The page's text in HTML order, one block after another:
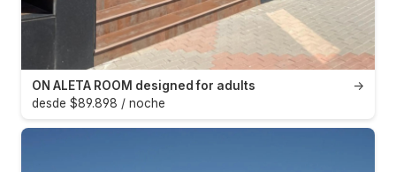
→
ON ALETA ROOM designed for adults
desde $89.898 / noche